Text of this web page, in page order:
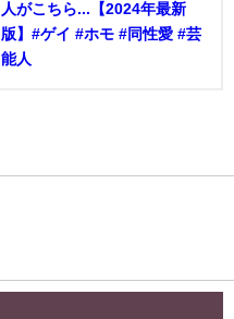
人がこちら...【2024年最新
版】#ゲイ #ホモ #同性愛 #芸
能人